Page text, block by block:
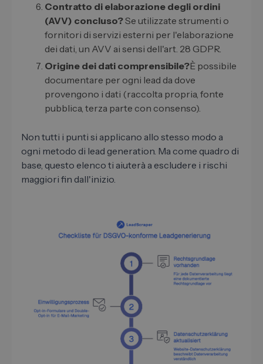
Contratto di elaborazione degli ordini
(AVV) concluso?Se utilizzate strumenti o
fornitori di servizi esterni per l'elaborazione
dei dati, un AVV ai sensi dell'art. 28 GDPR.
Origine dei dati comprensibile?È possibile
documentare per ogni lead da dove
provengono i dati (raccolta propria, fonte
pubblica, terza parte con consenso).
Non tutti i punti si applicano allo stesso modo a
ogni metodo di lead generation. Ma come quadro di
base, questo elenco ti aiuterà a escludere i rischi
maggiori fin dall'inizio.